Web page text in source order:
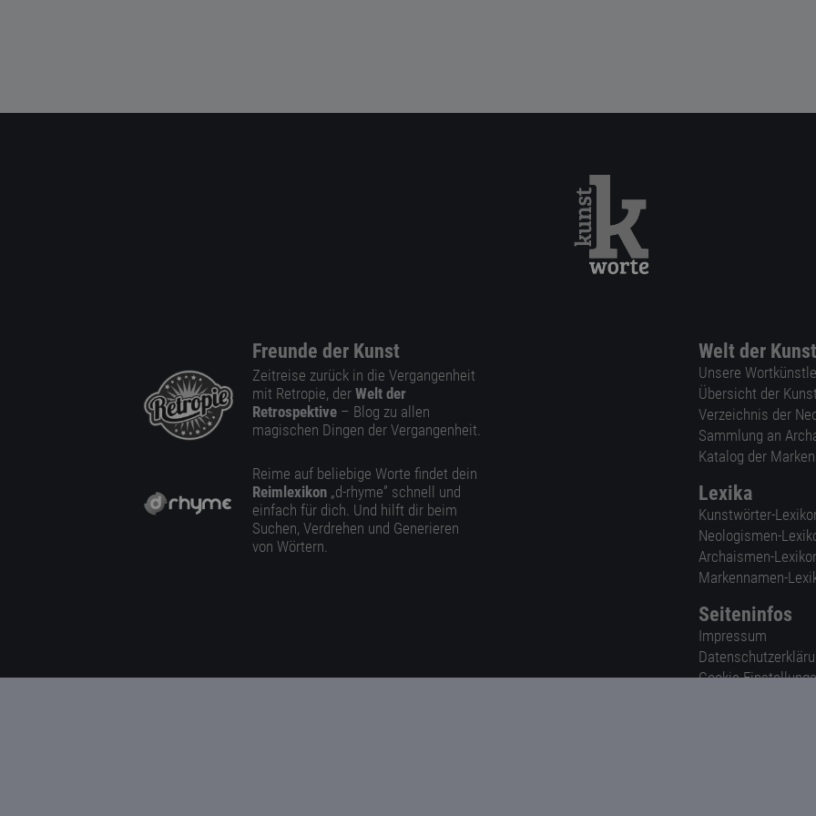
Freunde der Kunst
Zeitreise zurück in die Vergangenheit
mit Retropie, der Welt der
Retrospektive – Blog zu allen
magischen Dingen der Vergangenheit.
Reime auf beliebige Worte findet dein
Reimlexikon „d-rhyme” schnell und
einfach für dich. Und hilft dir beim
Suchen, Verdrehen und Generieren
von Wörtern.
Welt der
Unsere
Übersicht der
Verzeichnis der
Sammlung an
Katalog der
Lexika
Kunstwörter-
Neologismen-
Archaismen-
Markennamen-
Seiteninfos
Impressum
Cookie-